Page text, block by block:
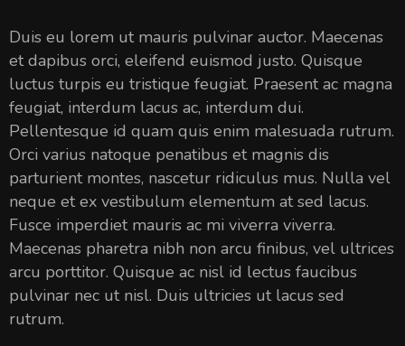
Duis eu lorem ut mauris pulvinar auctor. Maecenas
et dapibus orci, eleifend euismod justo. Quisque
luctus turpis eu tristique feugiat. Praesent ac magna
feugiat, interdum lacus ac, interdum dui.
Pellentesque id quam quis enim malesuada rutrum.
Orci varius natoque penatibus et magnis dis
parturient montes, nascetur ridiculus mus. Nulla vel
neque et ex vestibulum elementum at sed lacus.
Fusce imperdiet mauris ac mi viverra viverra.
Maecenas pharetra nibh non arcu finibus, vel ultrices
arcu porttitor. Quisque ac nisl id lectus faucibus
pulvinar nec ut nisl. Duis ultricies ut lacus sed
rutrum.